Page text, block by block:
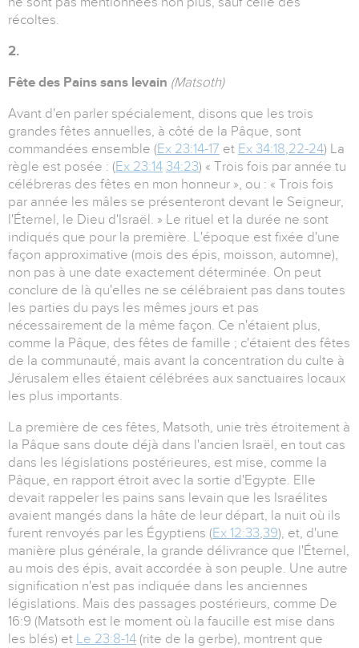
récoltes.
2.
Fête des Pains sans levain (Matsoth)
Avant d'en parler spécialement, disons que les trois
grandes fêtes annuelles, à côté de la Pâque, sont
commandées ensemble (Ex 23:14-17 et Ex 34:18,22-24) La
règle est posée : (Ex 23:14 34:23) « Trois fois par année tu
célébreras des fêtes en mon honneur », ou : « Trois fois
par année les mâles se présenteront devant le Seigneur,
l'Éternel, le Dieu d'Israël. » Le rituel et la durée ne sont
indiqués que pour la première. L'époque est fixée d'une
façon approximative (mois des épis, moisson, automne),
non pas à une date exactement déterminée. On peut
conclure de là qu'elles ne se célébraient pas dans toutes
les parties du pays les mêmes jours et pas
nécessairement de la même façon. Ce n'étaient plus,
comme la Pâque, des fêtes de famille ; c'étaient des fêtes
de la communauté, mais avant la concentration du culte à
Jérusalem elles étaient célébrées aux sanctuaires locaux
les plus importants.
La première de ces fêtes, Matsoth, unie très étroitement à
la Pâque sans doute déjà dans l'ancien Israël, en tout cas
dans les législations postérieures, est mise, comme la
Pâque, en rapport étroit avec la sortie d'Egypte. Elle
devait rappeler les pains sans levain que les Israélites
avaient mangés dans la hâte de leur départ, la nuit où ils
furent renvoyés par les Égyptiens (Ex 12:33,39), et, d'une
manière plus générale, la grande délivrance que l'Éternel,
au mois des épis, avait accordée à son peuple. Une autre
signification n'est pas indiquée dans les anciennes
législations. Mais des passages postérieurs, comme De
16:9 (Matsoth est le moment où la faucille est mise dans
les blés) et Le 23:8-14 (rite de la gerbe), montrent que